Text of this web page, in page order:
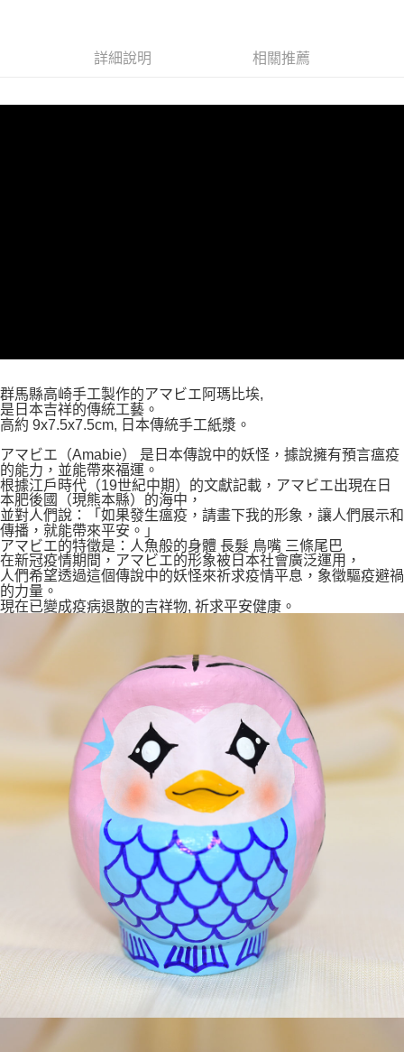
詳細說明 相關推薦
群馬縣高崎手工製作的アマビエ阿瑪比埃,
是日本吉祥的傳統工藝。
高約 9x7.5x7.5cm, 日本傳統手工紙漿。
アマビエ（Amabie） 是日本傳說中的妖怪，據說擁有預言瘟疫
的能力，並能帶來福運。
根據江戶時代（19世紀中期）的文獻記載，アマビエ出現在日
本肥後國（現熊本縣）的海中，
並對人們說：「如果發生瘟疫，請畫下我的形象，讓人們展示和
傳播，就能帶來平安。」
アマビエ的特徵是：人魚般的身體 長髮 鳥嘴 三條尾巴
在新冠疫情期間，アマビエ的形象被日本社會廣泛運用，
人們希望透過這個傳說中的妖怪來祈求疫情平息，象徵驅疫避禍
的力量。
現在已變成疫病退散的吉祥物, 祈求平安健康。